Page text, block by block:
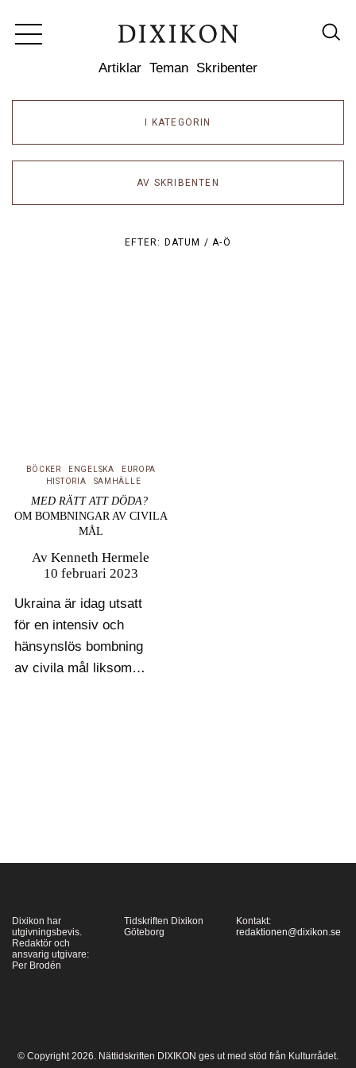
Artiklar Teman Skribenter
I KATEGORIN
AV SKRIBENTEN
EFTER: DATUM /A-Ö
BÖCKER ENGELSKA
EUROPA
HISTORIA
SAMHÄLLE
MED RÄTT ATT DÖDA?
OM BOMBNINGAR AV CIVILA
MÅL
AvKenneth Hermele
10 februari 2023
Ukraina är idag utsatt
för en intensiv och
hänsynslös bombning
av civila mål liksom
sådana bombningar
Dixikon har
utgivningsbevis.
Redaktör och
ansvarig utgivare:
Per Brodén
Tidskriften Dixikon
Göteborg
Kontakt:
redaktionen@dixikon.se
© Copyright 2026. Nättidskriften DIXIKON ges ut med stöd från Kulturrådet.